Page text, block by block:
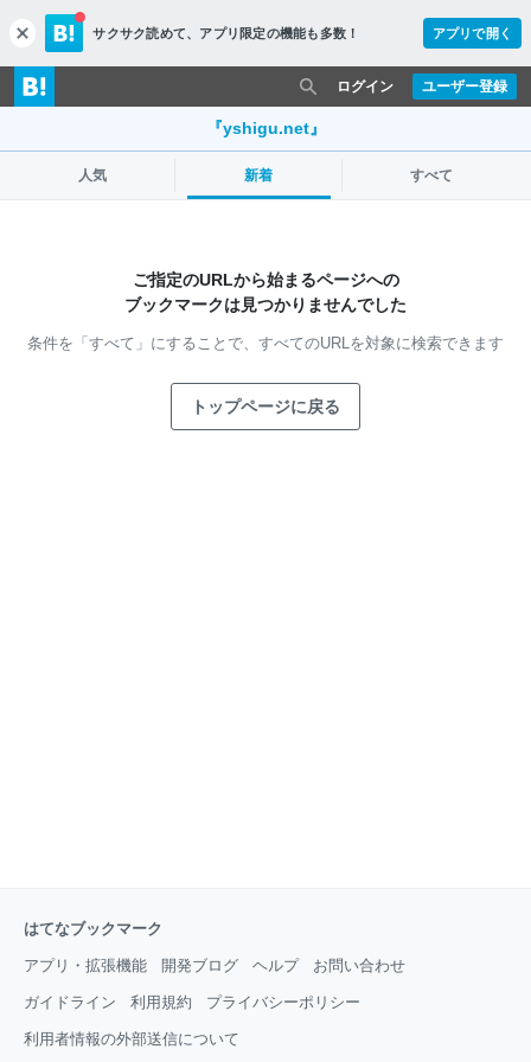
c
l
o
s
サクサク読めて、 アプリ限定の機能も多数！ アプリで開く
ユーザー登録
ログイン
『yshigu.net』
人気 新着 すべて
ご指定のURLから始まるページへの
ブックマークは見つかりませんでした
条件を「すべて」にすることで、 すべてのURLを対象に検索できます
トップページに戻る
はてなブックマーク
アプリ・拡張機能 開発ブログ ヘルプ お問い合わせ
ガイドライン 利用規約 プライバシーポリシー
利用者情報の外部送信について